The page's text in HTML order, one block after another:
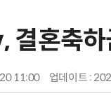
결혼축
11:00 업데이트 :